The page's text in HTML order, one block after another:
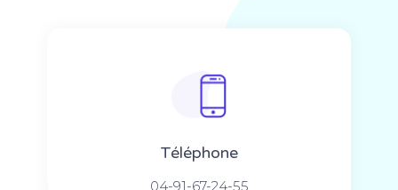
Téléphone
04-91-67-24-55